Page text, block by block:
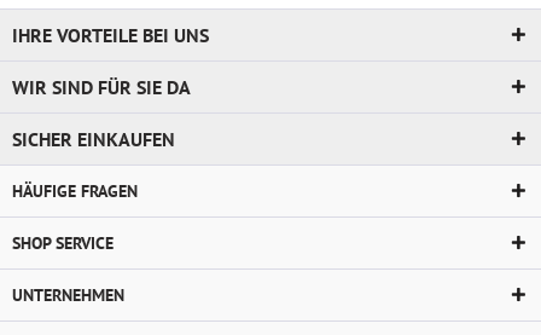
IHRE VORTEILE BEI UNS
WIR SIND FÜR SIE DA
SICHER EINKAUFEN
HÄUFIGE FRAGEN
SHOP SERVICE
UNTERNEHMEN